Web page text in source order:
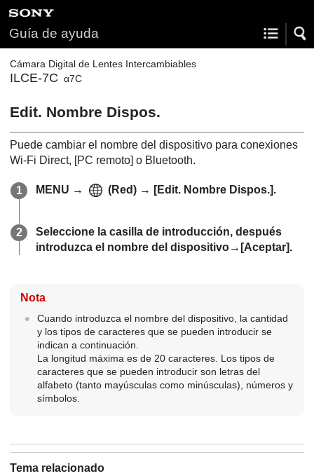
Guía de ayuda
Cámara Digital de Lentes Intercambiables
ILCE-7C α7C
Edit. Nombre Dispos.
Puede cambiar el nombre del dispositivo para conexiones
Wi-Fi Direct, [PC remoto] o Bluetooth.
MENU → (Red) → [Edit. Nombre Dispos.].
Seleccione la casilla de introducción, después
introduzca el nombre del dispositivo→ [Aceptar].
Nota
Cuando introduzca el nombre del dispositivo, la cantidad
y los tipos de caracteres que se pueden introducir se
indican a continuación.
La longitud máxima es de 20 caracteres. Los tipos de
caracteres que se pueden introducir son letras del
alfabeto (tanto mayúsculas como minúsculas), números y
símbolos.
Tema relacionado